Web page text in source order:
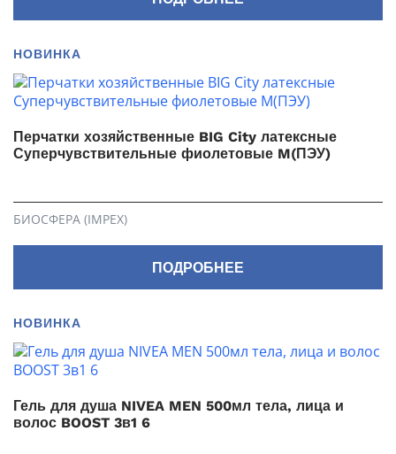
НОВИНКА
Перчатки хозяйственные BIG City латексные
Суперчувствительные фиолетовые M(ПЭУ)
БИОСФЕРА (IMPEX)
ПОДРОБНЕЕ
НОВИНКА
Гель для душа NIVEA MEN 500мл тела, лица и
волос BOOST 3в1 6